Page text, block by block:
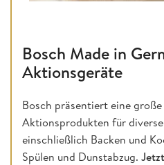
Bosch Made in
Aktionsgeräte
Bosch präsentiert eine große
Aktionsprodukten für
einschließlich Backen und
Spülen und Dunstabzug.